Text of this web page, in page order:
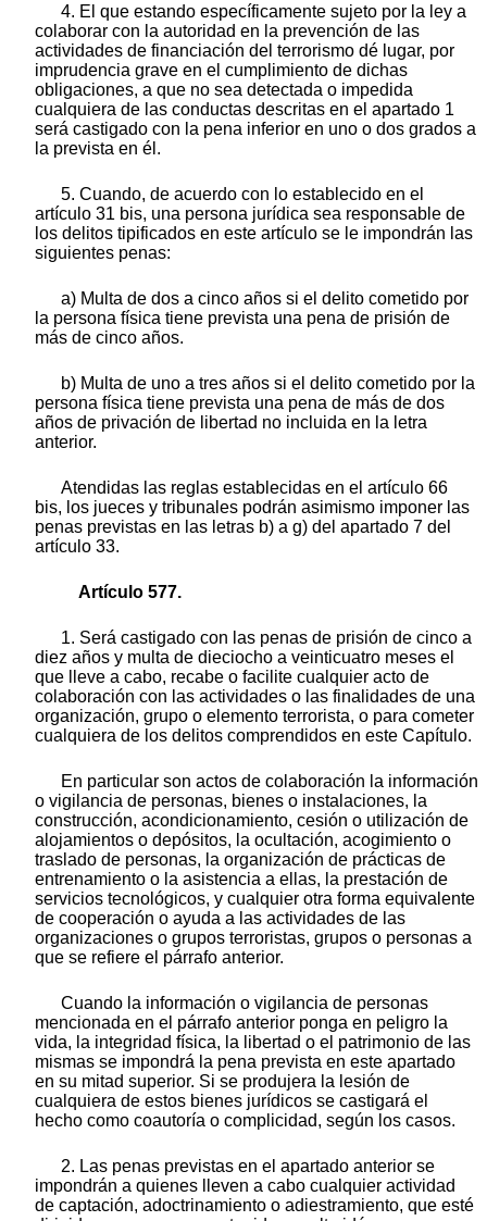
4. El que estando específicamente sujeto por la ley a
colaborar con la autoridad en la prevención de las
actividades de financiación del terrorismo dé lugar, por
imprudencia grave en el cumplimiento de dichas
obligaciones, a que no sea detectada o impedida
cualquiera de las conductas descritas en el apartado 1
será castigado con la pena inferior en uno o dos grados a
la prevista en él.
5. Cuando, de acuerdo con lo establecido en el
artículo 31 bis, una persona jurídica sea responsable de
los delitos tipificados en este artículo se le impondrán las
siguientes penas:
a) Multa de dos a cinco años si el delito cometido por
la persona física tiene prevista una pena de prisión de
más de cinco años.
b) Multa de uno a tres años si el delito cometido por la
persona física tiene prevista una pena de más de dos
años de privación de libertad no incluida en la letra
anterior.
Atendidas las reglas establecidas en el artículo 66
bis, los jueces y tribunales podrán asimismo imponer las
penas previstas en las letras b) a g) del apartado 7 del
artículo 33.
Artículo 577.
1. Será castigado con las penas de prisión de cinco a
diez años y multa de dieciocho a veinticuatro meses el
que lleve a cabo, recabe o facilite cualquier acto de
colaboración con las actividades o las finalidades de una
organización, grupo o elemento terrorista, o para cometer
cualquiera de los delitos comprendidos en este Capítulo.
En particular son actos de colaboración la información
o vigilancia de personas, bienes o instalaciones, la
construcción, acondicionamiento, cesión o utilización de
alojamientos o depósitos, la ocultación, acogimiento o
traslado de personas, la organización de prácticas de
entrenamiento o la asistencia a ellas, la prestación de
servicios tecnológicos, y cualquier otra forma equivalente
de cooperación o ayuda a las actividades de las
organizaciones o grupos terroristas, grupos o personas a
que se refiere el párrafo anterior.
Cuando la información o vigilancia de personas
mencionada en el párrafo anterior ponga en peligro la
vida, la integridad física, la libertad o el patrimonio de las
mismas se impondrá la pena prevista en este apartado
en su mitad superior. Si se produjera la lesión de
cualquiera de estos bienes jurídicos se castigará el
hecho como coautoría o complicidad, según los casos.
2. Las penas previstas en el apartado anterior se
impondrán a quienes lleven a cabo cualquier actividad
de captación, adoctrinamiento o adiestramiento, que esté